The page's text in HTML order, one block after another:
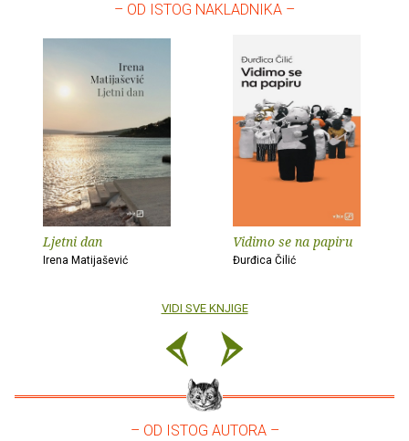
– OD ISTOG NAKLADNIKA –
Ljetni dan
Irena Matijašević
Vidimo se na papiru
Đurđica Čilić
VIDI SVE KNJIGE
– OD ISTOG AUTORA –